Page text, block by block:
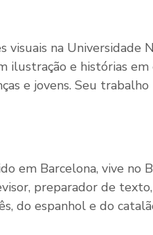
na Universidade
ilustração e histórias
e jovens. Seu
em Barcelona, vive no
preparador de
do espanhol e do